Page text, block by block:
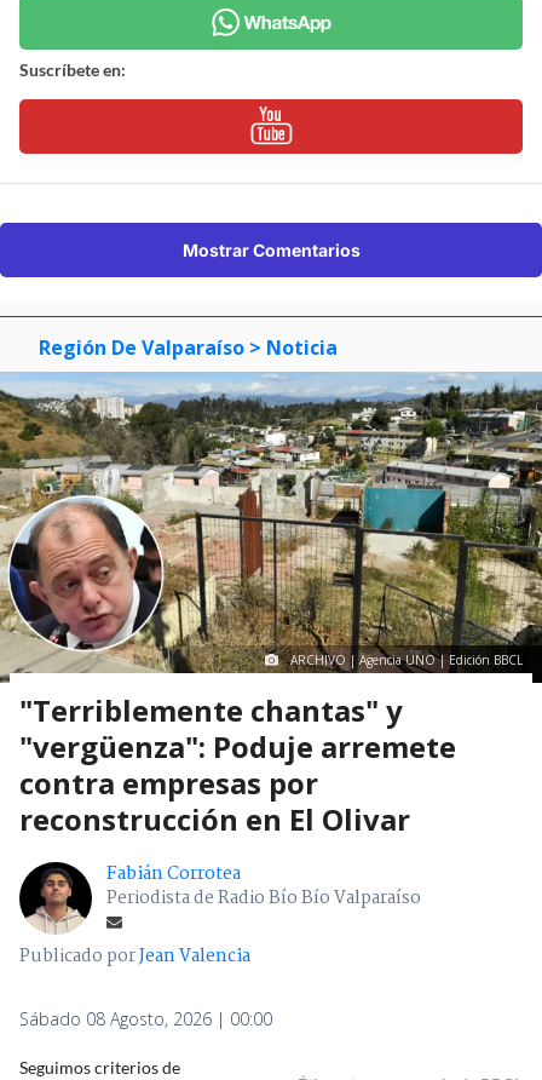
Suscríbete en:
Mostrar Comentarios
Región De Valparaíso > Noticia
ARCHIVO | Agencia UNO | Edición BBCL
"Terriblemente chantas" y
"vergüenza": Poduje arremete
contra empresas por
reconstrucción en El Olivar
Fabián Corrotea
Periodista de Radio Bío Bío Valparaíso
Publicado porJean Valencia
Sábado 08 Agosto, 2026 | 00:00
Seguimos criterios de